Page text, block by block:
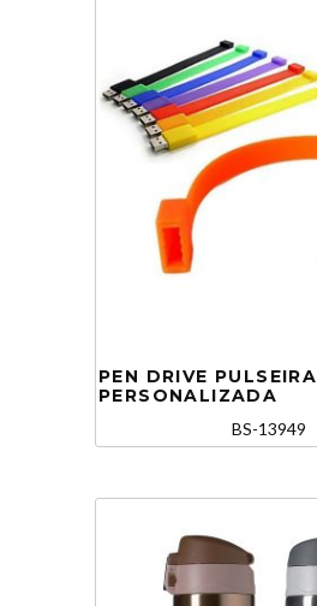
PEN DRIVE PULSEIRA
PERSONALIZADA
BS-13949